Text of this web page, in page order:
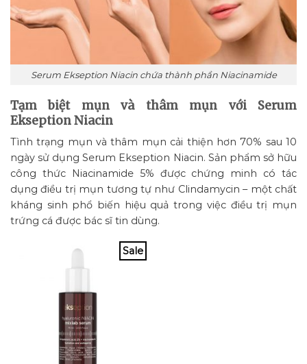
Serum Ekseption Niacin chứa thành phần Niacinamide
Tạm biệt mụn và thâm mụn với Serum
Ekseption Niacin
Tình trạng mụn và thâm mụn cải thiện hơn 70% sau 10
ngày sử dụng Serum Ekseption Niacin. Sản phẩm sở hữu
công thức Niacinamide 5% được chứng minh có tác
dụng điều trị mụn tương tự như Clindamycin – một chất
kháng sinh phổ biến hiệu quả trong việc điều trị mụn
trứng cá được bác sĩ tin dùng.
Sale